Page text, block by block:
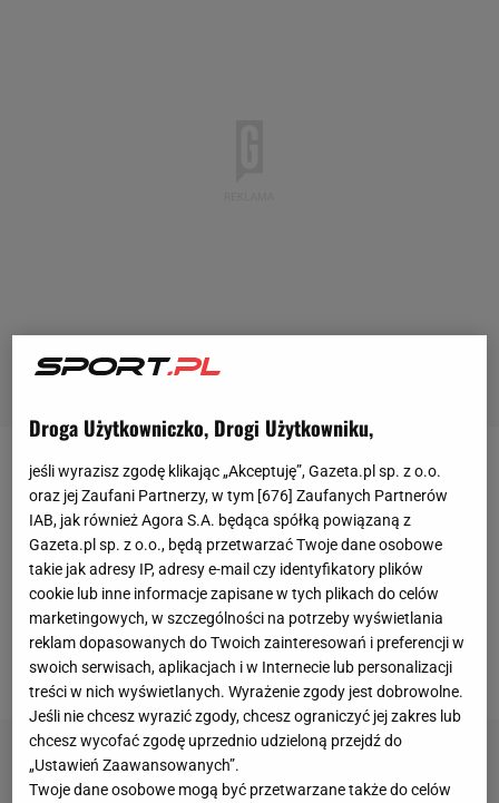
W Indian Wells rozpoczęła się rywalizacja o
ćwierćfinały i już na początek czekał nas wielki hit.
Aktualnie pierwsza rakieta świataAryna Sabalenka
zmierzyła się z byłąliderką rankingu WTANaomi
Osaką.Kibicemieli prawo zatem spodziewać się
wielkich emocji, choć ostatecznie mogą czuć lekkie
rozczarowanie.
Droga Użytkowniczko, Drogi Użytkowniku,
jeśli wyrazisz zgodę klikając „Akceptuję”, Gazeta.pl sp. z o.o.
oraz jej Zaufani Partnerzy, w tym [676] Zaufanych Partnerów
IAB, jak również Agora S.A. będąca spółką powiązaną z
Gazeta.pl sp. z o.o., będą przetwarzać Twoje dane osobowe
takie jak adresy IP, adresy e-mail czy identyfikatory plików
cookie lub inne informacje zapisane w tych plikach do celów
marketingowych, w szczególności na potrzeby wyświetlania
reklam dopasowanych do Twoich zainteresowań i preferencji w
swoich serwisach, aplikacjach i w Internecie lub personalizacji
treści w nich wyświetlanych. Wyrażenie zgody jest dobrowolne.
Jeśli nie chcesz wyrazić zgody, chcesz ograniczyć jej zakres lub
chcesz wycofać zgodę uprzednio udzieloną przejdź do
„Ustawień Zaawansowanych”.
Twoje dane osobowe mogą być przetwarzane także do celów